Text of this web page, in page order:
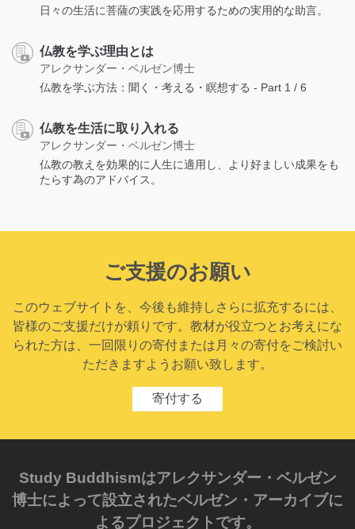
日々の生活に菩薩の実践を応用するための実用的な助言。
仏教を学ぶ理由とは
アレクサンダー・ベルゼン博士
仏教を学ぶ方法：聞く・考える・瞑想する - Part 1 / 6
仏教を生活に取り入れる
アレクサンダー・ベルゼン博士
仏教の教えを効果的に人生に適用し、より好ましい成果をも
たらす為のアドバイス。
ご支援のお願い
このウェブサイトを、今後も維持しさらに拡充するには、
皆様のご支援だけが頼りです。教材が役立つとお考えにな
られた方は、一回限りの寄付または月々の寄付をご検討い
ただきますようお願い致します。
寄付する
Study Buddhismはアレクサンダー・ベルゼン
博士によって設立されたベルゼン・アーカイブに
よるプロジェクトです。